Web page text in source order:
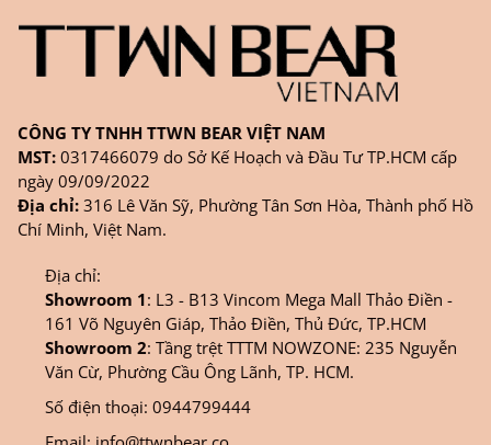
CÔNG TY TNHH TTWN BEAR VIỆT NAM
MST: 0317466079 do Sở Kế Hoạch và Đầu Tư TP.HCM cấp
ngày 09/09/2022
Địa chỉ: 316 Lê Văn Sỹ, Phường Tân Sơn Hòa, Thành phố Hồ
Chí Minh, Việt Nam.
Địa chỉ:
Showroom 1: L3 - B13 Vincom Mega Mall Thảo Điền -
161 Võ Nguyên Giáp, Thảo Điền, Thủ Đức, TP.HCM
Showroom 2: Tầng trệt TTTM NOWZONE: 235 Nguyễn
Văn Cừ, Phường Cầu Ông Lãnh, TP. HCM.
Số điện thoại: 0944799444